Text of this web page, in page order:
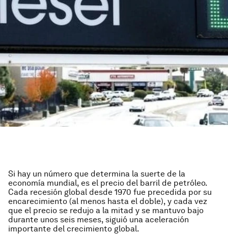
Si hay un número que determina la suerte de la
economía mundial, es el precio del barril de petróleo.
Cada recesión global desde 1970 fue precedida por su
encarecimiento (al menos hasta el doble), y cada vez
que el precio se redujo a la mitad y se mantuvo bajo
durante unos seis meses, siguió una aceleración
importante del crecimiento global.